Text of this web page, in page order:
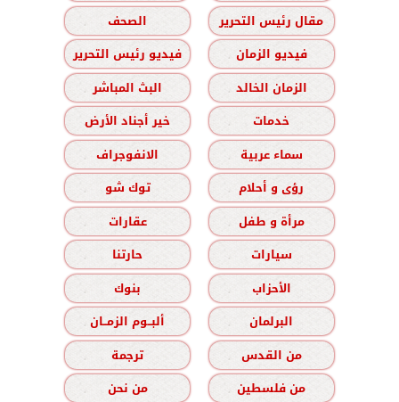
مقال رئيس التحرير
الصحف
فيديو الزمان
فيديو رئيس التحرير
الزمان الخالد
البث المباشر
خدمات
خير أجناد الأرض
سماء عربية
الانفوجراف
رؤى و أحلام
توك شو
مرأة و طفل
عقارات
سيارات
حارتنا
الأحزاب
بنوك
البرلمان
ألبــوم الزمــان
من القدس
ترجمة
من فلسطين
من نحن